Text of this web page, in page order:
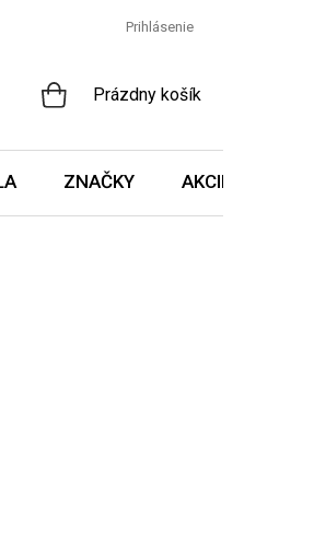
Prihlásenie
NÁKUPNÝ
Prázdny košík
ZNAČKY AKCIE A